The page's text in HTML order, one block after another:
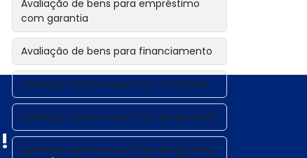
Avaliação de bens para empréstimo
com garantia
Avaliação de bens para financiamento
Avaliação de bens para fins contábeis
Avaliação de bens para fins de garantia
Avaliação de bens para fins de garantia